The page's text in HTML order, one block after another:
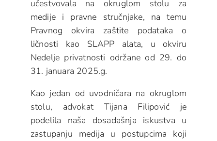
učestvovala na okruglom stolu za
medije i pravne stručnjake, na temu
Pravnog okvira zaštite podataka o
ličnosti kao SLAPP alata, u okviru
Nedelje privatnosti održane od 29. do
31. januara 2025.g.
Kao jedan od uvodničara na okruglom
stolu, advokat Tijana Filipović je
podelila naša dosadašnja iskustva u
zastupanju medija u postupcima koji